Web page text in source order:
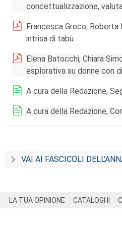
concettualizzazione,
Francesca Greco,
intrisa di tabù
Elena Batocchi, Chiara
esplorativa su donne con
A cura della Redazione,
A cura della Redazione,
VAI AI FASCICOLI
LA TUA OPINIONE CATALOGHI